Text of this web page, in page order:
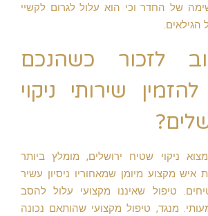
של החדר וכי הוא עלול לגרום לקשיי
הגילאים.
לזכור כשהנכם
להזמין שירותי ניקוי
ניקוי שטיח ירושלים, מומלץ ביותר
איש מקצוע מיומן שמאחוריו ניסיון עשיר
טיפול שאיננו מקצועי עלול להסב
מנגד, טיפול מקצועי שהותאם נכונה